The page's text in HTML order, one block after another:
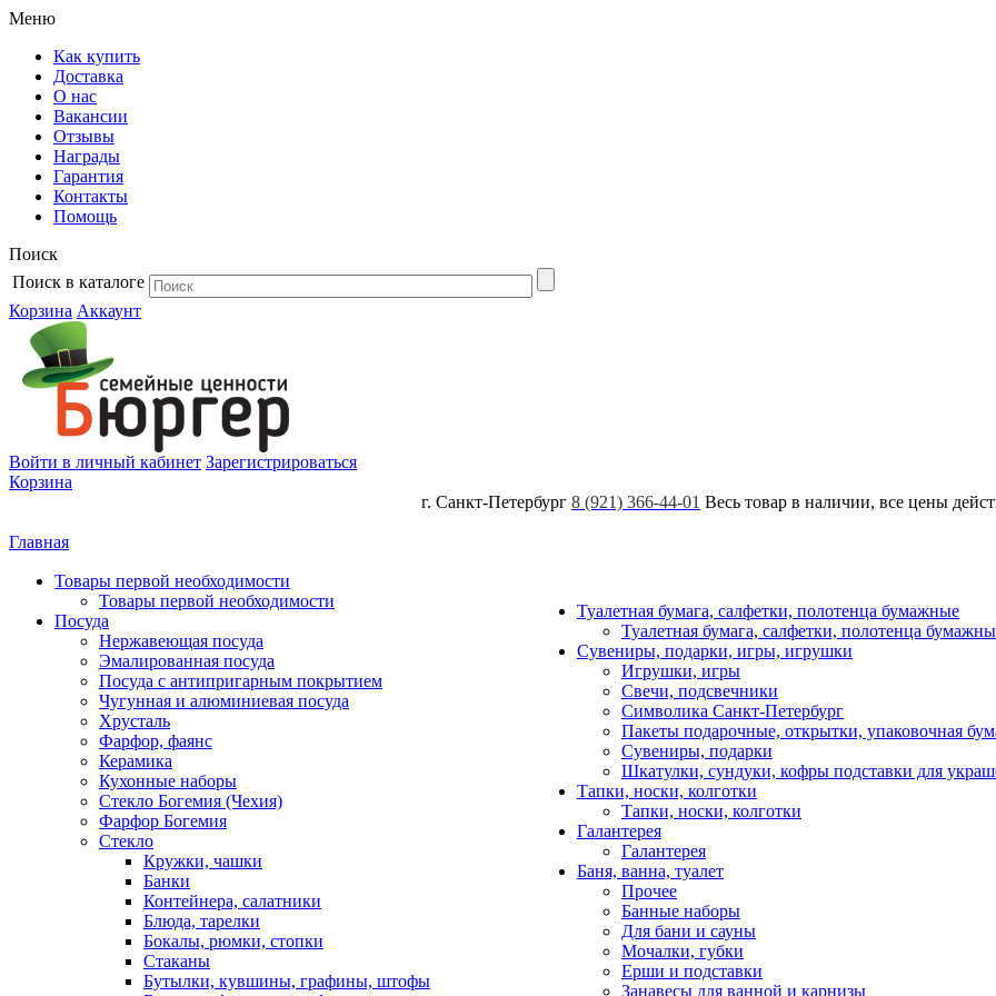
Меню
Как купить
Доставка
О нас
Вакансии
Отзывы
Награды
Гарантия
Контакты
Помощь
Поиск
Поиск в каталоге
Корзина Аккаунт
Войти в личный кабинет Зарегистрироваться
Корзина
г. Санкт-Петербург 8 (921) 366-44-01 Весь товар в наличии, все цены
Главная
Товары первой необходимости
Товары первой необходимости
Посуда
Нержавеющая посуда
Эмалированная посуда
Посуда с антипригарным покрытием
Чугунная и алюминиевая посуда
Хрусталь
Фарфор, фаянс
Керамика
Кухонные наборы
Стекло Богемия (Чехия)
Фарфор Богемия
Стекло
Кружки, чашки
Банки
Контейнера, салатники
Блюда, тарелки
Бокалы, рюмки, стопки
Стаканы
Бутылки, кувшины, графины, штофы
Туалетная бумага, салфетки, полотенца бумажные
Туалетная бумага, салфетки, полотенца
Сувениры, подарки, игры, игрушки
Игрушки, игры
Свечи, подсвечники
Символика Санкт-Петербург
Пакеты подарочные, открытки, упаковочная
Сувениры, подарки
Шкатулки, сундуки, кофры подставки для
Тапки, носки, колготки
Тапки, носки, колготки
Галантерея
Галантерея
Баня, ванна, туалет
Прочее
Банные наборы
Для бани и сауны
Мочалки, губки
Ерши и подставки
Занавесы для ванной и карнизы